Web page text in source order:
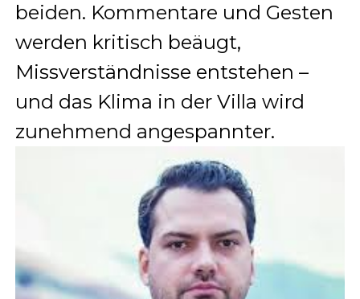
beiden. Kommentare und Gesten
werden kritisch beäugt,
Missverständnisse entstehen –
und das Klima in der Villa wird
zunehmend angespannter.